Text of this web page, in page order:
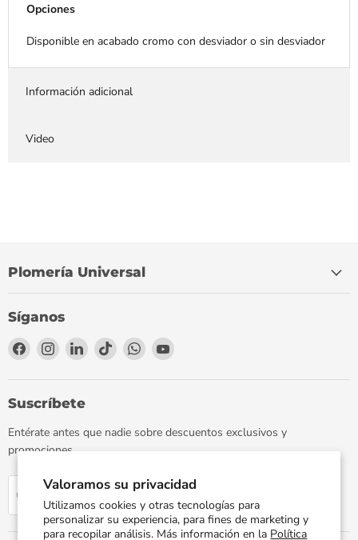
Valoramos su privacidad
Utilizamos cookies y otras tecnologías para
personalizar su experiencia, para fines de marketing y
para recopilar análisis. Más información en la Política
Opciones
Disponible en acabado cromo con desviador o sin desviador
Información adicional
Video
Plomería Universal
Síganos
Encuéntrenos
Facebook
Encuéntrenos
Instagram
Encuéntrenos
LinkedIn
Encuéntrenos
TikTok
Encuéntrenos
WhatsApp
Encuéntrenos
YouTube
Suscríbete
Entérate antes que nadie sobre descuentos exclusivos y
promociones.
Correo electrónico